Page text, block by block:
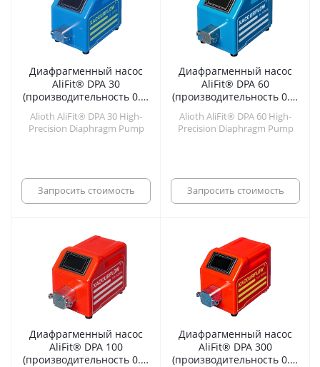
Диафрагменный насос
AliFit® DPA 30
(производительность 0.9-
Alioth AliFit® DPA 30 High-
Precision Diaphragm Pump
Запросить стоимость
Диафрагменный насос
AliFit® DPA 60
(производительность 0.9-
Alioth AliFit® DPA 60 High-
Precision Diaphragm Pump
Запросить стоимость
Диафрагменный насос
AliFit® DPA 100
(производительность 0.3-
Диафрагменный насос
AliFit® DPA 300
(производительность 0.6-